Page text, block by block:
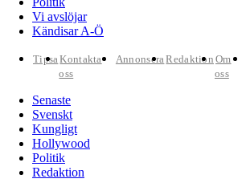
Vi avslöjar
Kändisar A-Ö
TipsaKontakta
oss
AnnonseraRedaktion Om
oss
Senaste
Svenskt
Kungligt
Hollywood
Politik
Redaktion